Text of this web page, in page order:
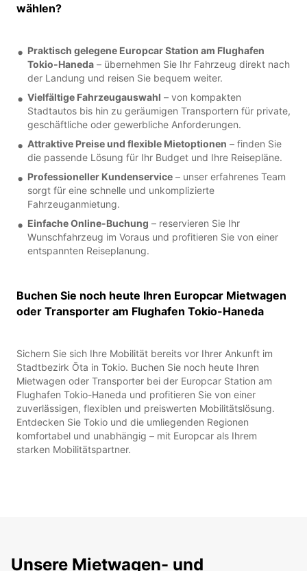
wählen?
Praktisch gelegene Europcar Station am Flughafen
Tokio-Haneda – übernehmen Sie Ihr Fahrzeug direkt nach
der Landung und reisen Sie bequem weiter.
Vielfältige Fahrzeugauswahl – von kompakten
Stadtautos bis hin zu geräumigen Transportern für private,
geschäftliche oder gewerbliche Anforderungen.
Attraktive Preise und flexible Mietoptionen – finden Sie
die passende Lösung für Ihr Budget und Ihre Reisepläne.
Professioneller Kundenservice – unser erfahrenes Team
sorgt für eine schnelle und unkomplizierte
Fahrzeuganmietung.
Einfache Online-Buchung – reservieren Sie Ihr
Wunschfahrzeug im Voraus und profitieren Sie von einer
entspannten Reiseplanung.
Buchen Sie noch heute Ihren Europcar Mietwagen
oder Transporter am Flughafen Tokio-Haneda
Sichern Sie sich Ihre Mobilität bereits vor Ihrer Ankunft im
Stadtbezirk Ōta in Tokio. Buchen Sie noch heute Ihren
Mietwagen oder Transporter bei der Europcar Station am
Flughafen Tokio-Haneda und profitieren Sie von einer
zuverlässigen, flexiblen und preiswerten Mobilitätslösung.
Entdecken Sie Tokio und die umliegenden Regionen
komfortabel und unabhängig – mit Europcar als Ihrem
starken Mobilitätspartner.
Unsere Mietwagen- und